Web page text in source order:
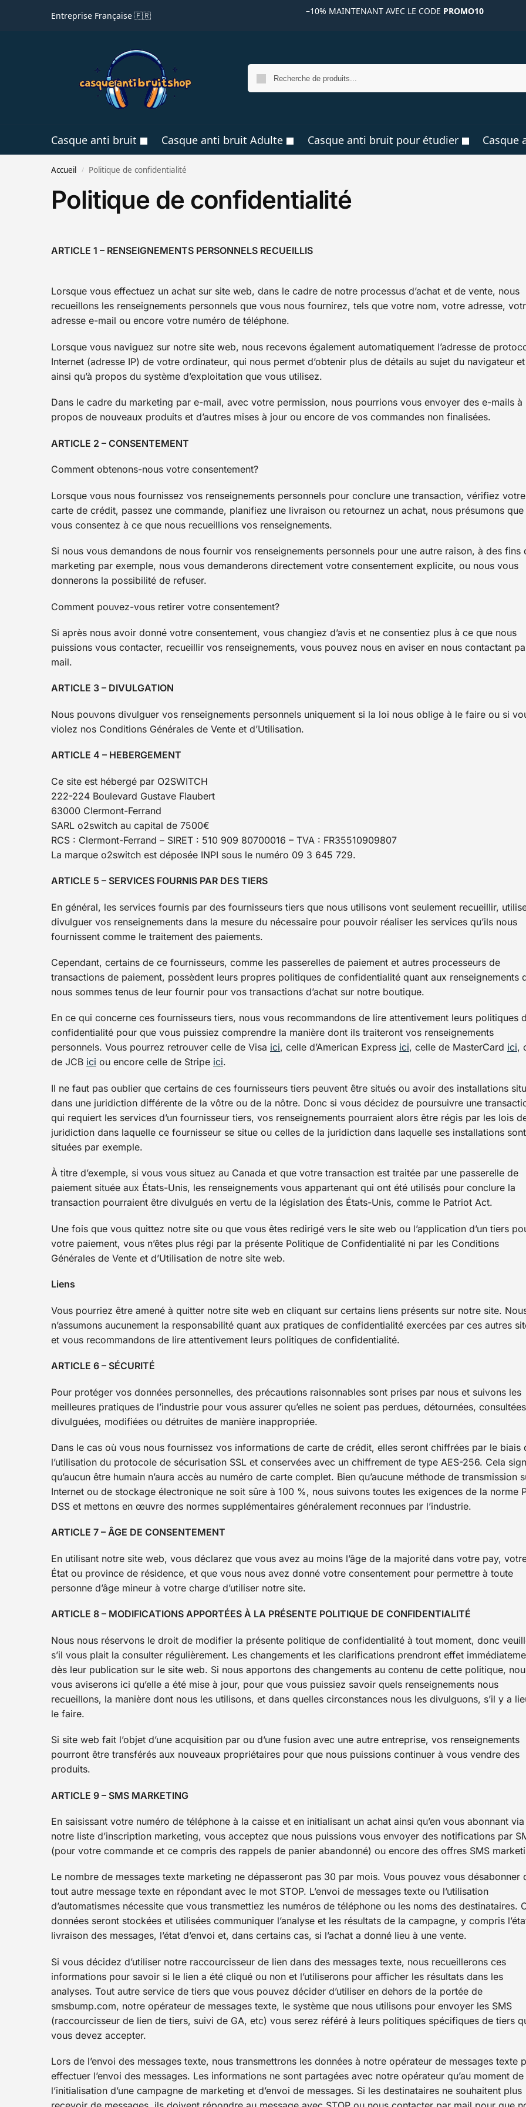
Entreprise Française 🇫🇷 –10% MAINTENANT AVEC LE CODE PROMO10
Casque anti bruit Casque anti bruit Adulte Casque anti bruit pour étudier Casque
Accueil / Politique de confidentialité
Politique de confidentialité
ARTICLE 1 – RENSEIGNEMENTS PERSONNELS RECUEILLIS
Lorsque vous effectuez un achat sur site web, dans le cadre de notre processus d’achat et de vente, nous
recueillons les renseignements personnels que vous nous fournirez, tels que votre nom, votre adresse,
adresse e-mail ou encore votre numéro de téléphone.
Lorsque vous naviguez sur notre site web, nous recevons également automatiquement l’adresse de
Internet (adresse IP) de votre ordinateur, qui nous permet d’obtenir plus de détails au sujet du navigateur et
ainsi qu’à propos du système d’exploitation que vous utilisez.
Dans le cadre du marketing par e-mail, avec votre permission, nous pourrions vous envoyer des e-mails à
propos de nouveaux produits et d’autres mises à jour ou encore de vos commandes non finalisées.
ARTICLE 2 – CONSENTEMENT
Comment obtenons-nous votre consentement?
Lorsque vous nous fournissez vos renseignements personnels pour conclure une transaction, vérifiez votre
carte de crédit, passez une commande, planifiez une livraison ou retournez un achat, nous présumons que
vous consentez à ce que nous recueillions vos renseignements.
Si nous vous demandons de nous fournir vos renseignements personnels pour une autre raison, à des fins
marketing par exemple, nous vous demanderons directement votre consentement explicite, ou nous vous
donnerons la possibilité de refuser.
Comment pouvez-vous retirer votre consentement?
Si après nous avoir donné votre consentement, vous changiez d’avis et ne consentiez plus à ce que nous
puissions vous contacter, recueillir vos renseignements, vous pouvez nous en aviser en nous contactant
mail.
ARTICLE 3 – DIVULGATION
Nous pouvons divulguer vos renseignements personnels uniquement si la loi nous oblige à le faire ou si
violez nos Conditions Générales de Vente et d’Utilisation.
ARTICLE 4 – HEBERGEMENT
Ce site est hébergé par O2SWITCH
222-224 Boulevard Gustave Flaubert
63000 Clermont-Ferrand
SARL o2switch au capital de 7500€
RCS : Clermont-Ferrand – SIRET : 510 909 80700016 – TVA : FR35510909807
La marque o2switch est déposée INPI sous le numéro 09 3 645 729.
ARTICLE 5 – SERVICES FOURNIS PAR DES TIERS
En général, les services fournis par des fournisseurs tiers que nous utilisons vont seulement recueillir,
divulguer vos renseignements dans la mesure du nécessaire pour pouvoir réaliser les services qu’ils nous
fournissent comme le traitement des paiements.
Cependant, certains de ce fournisseurs, comme les passerelles de paiement et autres processeurs de
transactions de paiement, possèdent leurs propres politiques de confidentialité quant aux renseignements
nous sommes tenus de leur fournir pour vos transactions d’achat sur notre boutique.
En ce qui concerne ces fournisseurs tiers, nous vous recommandons de lire attentivement leurs politiques
confidentialité pour que vous puissiez comprendre la manière dont ils traiteront vos renseignements
personnels. Vous pourrez retrouver celle de Visa ici, celle d’American Express ici, celle de MasterCard ici,
de JCB ici ou encore celle de Stripe ici.
Il ne faut pas oublier que certains de ces fournisseurs tiers peuvent être situés ou avoir des installations
dans une juridiction différente de la vôtre ou de la nôtre. Donc si vous décidez de poursuivre une
qui requiert les services d’un fournisseur tiers, vos renseignements pourraient alors être régis par les lois
juridiction dans laquelle ce fournisseur se situe ou celles de la juridiction dans laquelle ses installations sont
situées par exemple.
À titre d’exemple, si vous vous situez au Canada et que votre transaction est traitée par une passerelle de
paiement située aux États-Unis, les renseignements vous appartenant qui ont été utilisés pour conclure la
transaction pourraient être divulgués en vertu de la législation des États-Unis, comme le Patriot Act.
Une fois que vous quittez notre site ou que vous êtes redirigé vers le site web ou l’application d’un tiers
votre paiement, vous n’êtes plus régi par la présente Politique de Confidentialité ni par les Conditions
Générales de Vente et d’Utilisation de notre site web.
Liens
Vous pourriez être amené à quitter notre site web en cliquant sur certains liens présents sur notre site.
n’assumons aucunement la responsabilité quant aux pratiques de confidentialité exercées par ces autres
et vous recommandons de lire attentivement leurs politiques de confidentialité.
ARTICLE 6 – SÉCURITÉ
Pour protéger vos données personnelles, des précautions raisonnables sont prises par nous et suivons les
meilleures pratiques de l’industrie pour vous assurer qu’elles ne soient pas perdues, détournées,
divulguées, modifiées ou détruites de manière inappropriée.
Dans le cas où vous nous fournissez vos informations de carte de crédit, elles seront chiffrées par le biais
l’utilisation du protocole de sécurisation SSL et conservées avec un chiffrement de type AES-256. Cela
qu’aucun être humain n’aura accès au numéro de carte complet. Bien qu’aucune méthode de transmission
Internet ou de stockage électronique ne soit sûre à 100 %, nous suivons toutes les exigences de la norme
DSS et mettons en œuvre des normes supplémentaires généralement reconnues par l’industrie.
ARTICLE 7 – ÂGE DE CONSENTEMENT
En utilisant notre site web, vous déclarez que vous avez au moins l’âge de la majorité dans votre pay,
État ou province de résidence, et que vous nous avez donné votre consentement pour permettre à toute
personne d’âge mineur à votre charge d’utiliser notre site.
ARTICLE 8 – MODIFICATIONS APPORTÉES À LA PRÉSENTE POLITIQUE DE CONFIDENTIALITÉ
Nous nous réservons le droit de modifier la présente politique de confidentialité à tout moment, donc
s’il vous plait la consulter régulièrement. Les changements et les clarifications prendront effet
dès leur publication sur le site web. Si nous apportons des changements au contenu de cette politique,
vous aviserons ici qu’elle a été mise à jour, pour que vous puissiez savoir quels renseignements nous
recueillons, la manière dont nous les utilisons, et dans quelles circonstances nous les divulguons, s’il y a
le faire.
Si site web fait l’objet d’une acquisition par ou d’une fusion avec une autre entreprise, vos renseignements
pourront être transférés aux nouveaux propriétaires pour que nous puissions continuer à vous vendre des
produits.
ARTICLE 9 – SMS MARKETING
En saisissant votre numéro de téléphone à la caisse et en initialisant un achat ainsi qu’en vous abonnant via
notre liste d’inscription marketing, vous acceptez que nous puissions vous envoyer des notifications par
(pour votre commande et ce compris des rappels de panier abandonné) ou encore des offres SMS
Le nombre de messages texte marketing ne dépasseront pas 30 par mois. Vous pouvez vous désabonner
tout autre message texte en répondant avec le mot STOP. L’envoi de messages texte ou l’utilisation
d’automatismes nécessite que vous transmettiez les numéros de téléphone ou les noms des destinataires.
données seront stockées et utilisées communiquer l’analyse et les résultats de la campagne, y compris
livraison des messages, l’état d’envoi et, dans certains cas, si l’achat a donné lieu à une vente.
Si vous décidez d’utiliser notre raccourcisseur de lien dans des messages texte, nous recueillerons ces
informations pour savoir si le lien a été cliqué ou non et l’utiliserons pour afficher les résultats dans les
analyses. Tout autre service de tiers que vous pouvez décider d’utiliser en dehors de la portée de
smsbump.com, notre opérateur de messages texte, le système que nous utilisons pour envoyer les SMS
(raccourcisseur de lien de tiers, suivi de GA, etc) vous serez référé à leurs politiques spécifiques de tiers
vous devez accepter.
Lors de l’envoi des messages texte, nous transmettrons les données à notre opérateur de messages texte
effectuer l’envoi des messages. Les informations ne sont partagées avec notre opérateur qu’au moment de
l’initialisation d’une campagne de marketing et d’envoi de messages. Si les destinataires ne souhaitent plus